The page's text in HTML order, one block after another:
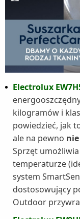
Electrolux
kilogramów i
powiedzieć, jak
ale na pewno
Sprzęt
temperaturze
system
dostosowujący
Outdoor